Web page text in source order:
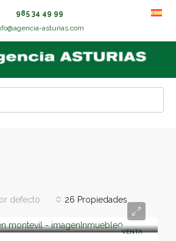
985 34 49 99
asturias.com
26 Propiedades
defecto
VENTA